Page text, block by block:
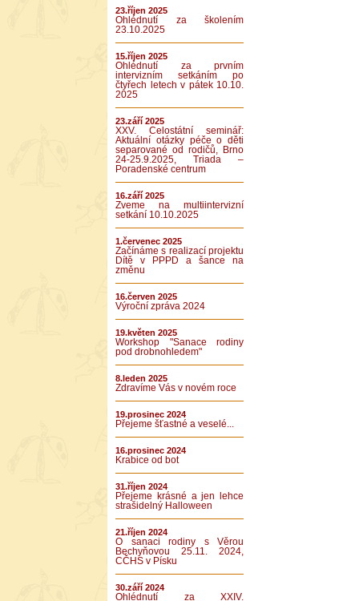
23.říjen 2025
Ohlédnutí za školením
23.10.2025
15.říjen 2025
Ohlédnutí za prvním
intervizním setkáním po
čtyřech letech v pátek 10.10.
2025
23.září 2025
XXV. Celostátní seminář:
Aktuální otázky péče o děti
separované od rodičů, Brno
24-25.9.2025, Triada –
Poradenské centrum
16.září 2025
Zveme na multiintervizní
setkání 10.10.2025
1.červenec 2025
Začínáme s realizací projektu
Dítě v PPPD a šance na
změnu
16.červen 2025
Výroční zpráva 2024
19.květen 2025
Workshop "Sanace rodiny
pod drobnohledem"
8.leden 2025
Zdravíme Vás v novém roce
19.prosinec 2024
Přejeme šťastné a veselé...
16.prosinec 2024
Krabice od bot
31.říjen 2024
Přejeme krásné a jen lehce
strašidelný Halloween
21.říjen 2024
O sanaci rodiny s Věrou
Bechyňovou 25.11. 2024,
CČHS v Písku
30.září 2024
Ohlédnutí za XXIV.